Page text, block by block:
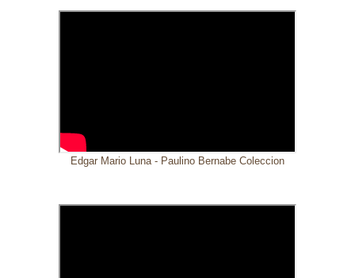
Edgar Mario Luna - Paulino Bernabe Coleccion